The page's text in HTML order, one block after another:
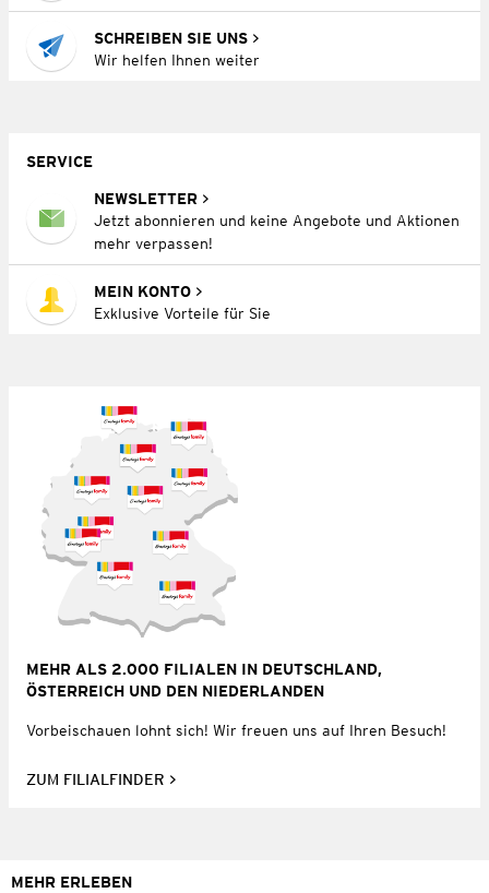
SCHREIBEN SIE UNS
Wir helfen Ihnen weiter
SERVICE
NEWSLETTER
Jetzt abonnieren und keine Angebote und Aktionen
mehr verpassen!
MEIN KONTO
Exklusive Vorteile für Sie
MEHR ALS 2.000 FILIALEN IN DEUTSCHLAND,
ÖSTERREICH UND DEN NIEDERLANDEN
Vorbeischauen lohnt sich! Wir freuen uns auf Ihren Besuch!
ZUM FILIALFINDER
MEHR ERLEBEN